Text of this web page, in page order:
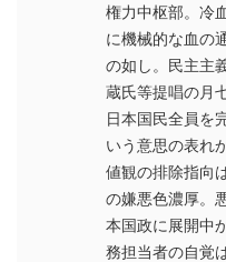
権力中枢部。冷
に機械的な血の
の如し。民主主
蔵氏等提唱の月
日本国民全員を
いう意思の表れ
値観の排除指向
の嫌悪色濃厚。
本国政に展開中
務担当者の自覚